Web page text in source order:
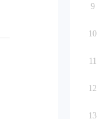
9
10
11
12
13